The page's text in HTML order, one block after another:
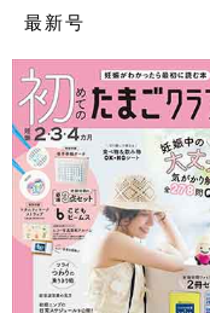
最新号